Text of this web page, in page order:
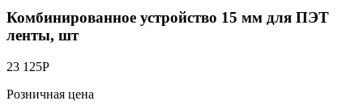
Комбинированное устройство 15 мм для ПЭТ
ленты, шт
23 125Р
Розничная цена